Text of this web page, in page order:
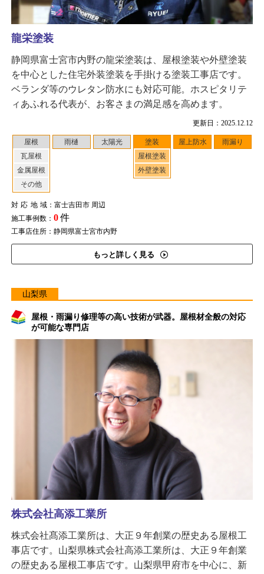
更新日：2025.12.12
屋根
瓦屋根
金属屋根
その他
雨樋 太陽光
塗装
屋根塗装
外壁塗装
屋上防水 雨漏り
対応地域：富士吉田市 周辺
施工事例数： 0件
工事店住所：静岡県富士宮市内野
もっと詳しく見る
龍栄塗装
静岡県富士宮市内野の龍栄塗装は、屋根塗装や外壁塗装
を中心とした住宅外装塗装を手掛ける塗装工事店です。
ベランダ等のウレタン防水にも対応可能。ホスピタリテ
ィあふれる代表が、お客さまの満足感を高めます。
山梨県
屋根・雨漏り修理等の高い技術が武器。屋根材全般の対応
が可能な専門店
株式会社高添工業所
株式会社髙添工業所は、大正９年創業の歴史ある屋根工
事店です。山梨県株式会社高添工業所は、大正９年創業
の歴史ある屋根工事店です。山梨県甲府市を中心に、新